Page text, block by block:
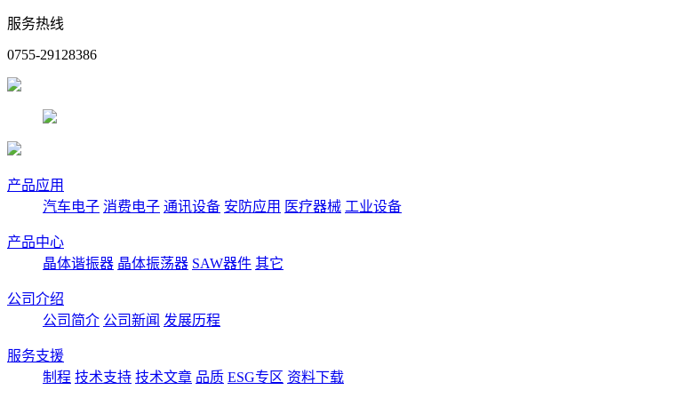
服务热线
0755-29128386
产品应用
汽车电子 消费电子 通讯设备 安防应用 医疗器械 工业设备
产品中心
晶体谐振器 晶体振荡器 SAW器件 其它
公司介绍
公司简介 公司新闻 发展历程
服务支援
制程 技术支持 技术文章 品质 ESG专区 资料下载